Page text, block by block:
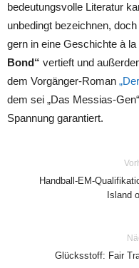
bedeutungsvolle Literatur
unbedingt bezeichnen,
gern in eine Geschichte à la
Bond“ vertieft und
dem Vorgänger-Roman
dem sei „Das Messias-
Spannung garantiert.
Handball-EM-
Island
Glücksstoff: Fair